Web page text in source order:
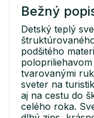
Bežný
Detský teplý
podšitého
tvarovanými
sveter na
aj na cestu do
celého roka.